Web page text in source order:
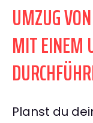
UMZUG
MIT EINEM
Planst du